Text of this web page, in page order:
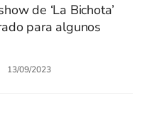
de ‘La Bichota’
para algunos
13/09/2023